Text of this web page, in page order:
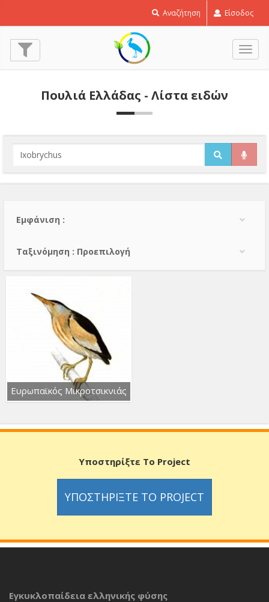
Αναζήτηση Είσοδος
Πουλιά Ελλάδας - Λίστα ειδών
Εμφάνιση :
Тαξινόμηση : Προεπιλογή
Ευρωπαϊκός Μικροτσικνιάς
Υποστηρίξτε Το Project
ΥΠΟΣΤΗΡΊΞΤΕ ΤΟ PROJECT
Εγκυκλοπαίδεια ελληνικής φύσης